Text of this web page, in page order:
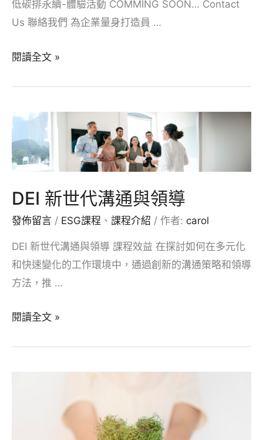
低碳排永續-體驗活動 COMMING SOON… Contact
Us 聯絡我們 為企業量身打造員 …
低
續-
體
驗
動
閱讀全文 »
DEI 新世代溝通與領導
發佈留言 / ESG課程 、 課程介紹 / 作者: carol
DEI 新世代溝通與領導 課程效益 在探討如何在多元化
和快速變化的工作環境中，通過創新的溝通策略和領導
方法，推 …
DEI
閱讀全文 »